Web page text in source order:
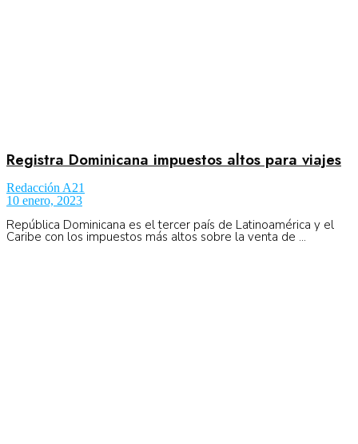
Organismos
Aeroespacial
Registra Dominicana impuestos altos para viajes
Redacción A21
10 enero, 2023
República Dominicana es el tercer país de Latinoamérica y el
Caribe con los impuestos más altos sobre la venta de ...